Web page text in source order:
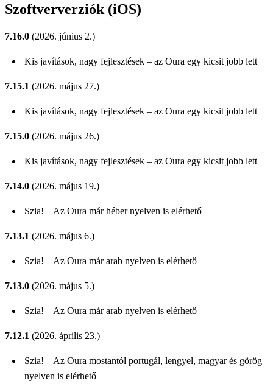
Szoftververziók (iOS)
7.16.0 (2026. június 2.)
Kis javítások, nagy fejlesztések – az Oura egy kicsit jobb lett
7.15.1 (2026. május 27.)
Kis javítások, nagy fejlesztések – az Oura egy kicsit jobb lett
7.15.0 (2026. május 26.)
Kis javítások, nagy fejlesztések – az Oura egy kicsit jobb lett
7.14.0 (2026. május 19.)
Szia! – Az Oura már héber nyelven is elérhető
7.13.1 (2026. május 6.)
Szia! – Az Oura már arab nyelven is elérhető
7.13.0 (2026. május 5.)
Szia! – Az Oura már arab nyelven is elérhető
7.12.1 (2026. április 23.)
Szia! – Az Oura mostantól portugál, lengyel, magyar és görög
nyelven is elérhető